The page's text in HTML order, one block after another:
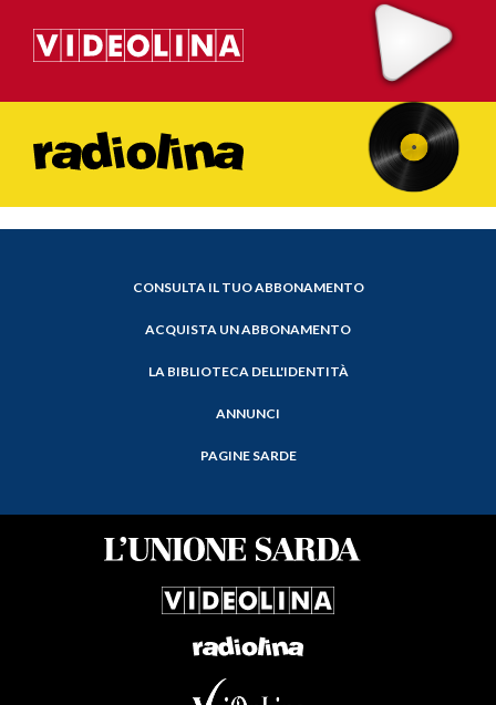
CONSULTA IL TUO ABBONAMENTO
ACQUISTA UN ABBONAMENTO
LA BIBLIOTECA DELL'IDENTITÀ
ANNUNCI
PAGINE SARDE